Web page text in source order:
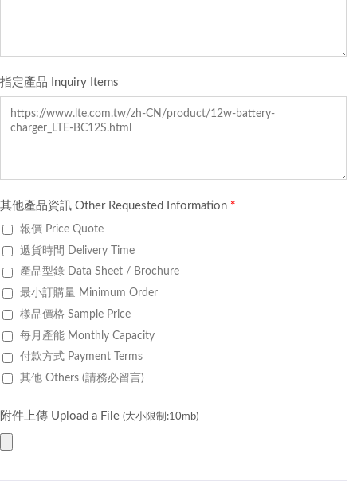
指定產品 Inquiry Items
其他產品資訊 Other Requested Information *
報價 Price Quote
遞貨時間 Delivery Time
產品型錄 Data Sheet / Brochure
最小訂購量 Minimum Order
樣品價格 Sample Price
每月產能 Monthly Capacity
付款方式 Payment Terms
其他 Others (請務必留言)
附件上傳 Upload a File (大小限制:10mb)